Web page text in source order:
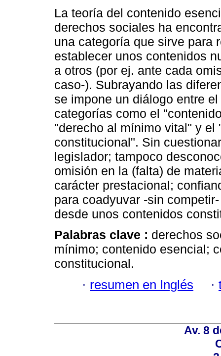
La teoría del contenido
derechos sociales ha
una categoría que sirve para
establecer unos contenidos
a otros (por ej. ante cada
caso-). Subrayando las
se impone un diálogo entre
categorías como el
"derecho al mínimo vital" y
constitucional". Sin
legislador; tampoco
omisión en la (falta) de
carácter prestacional;
para coadyuvar -sin
desde unos contenidos
Palabras clave : derechos
mínimo; contenido esencial;
constitucional.
· resumen en Inglés ·
Av. 8